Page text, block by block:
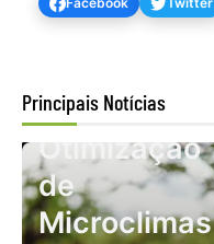
Principais Notícias
Mogno Africano
Otimização
de
Microclimas